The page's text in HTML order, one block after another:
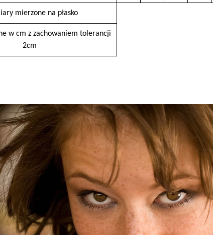
mierzone na płasko
w cm z zachowaniem tolerancji
2cm